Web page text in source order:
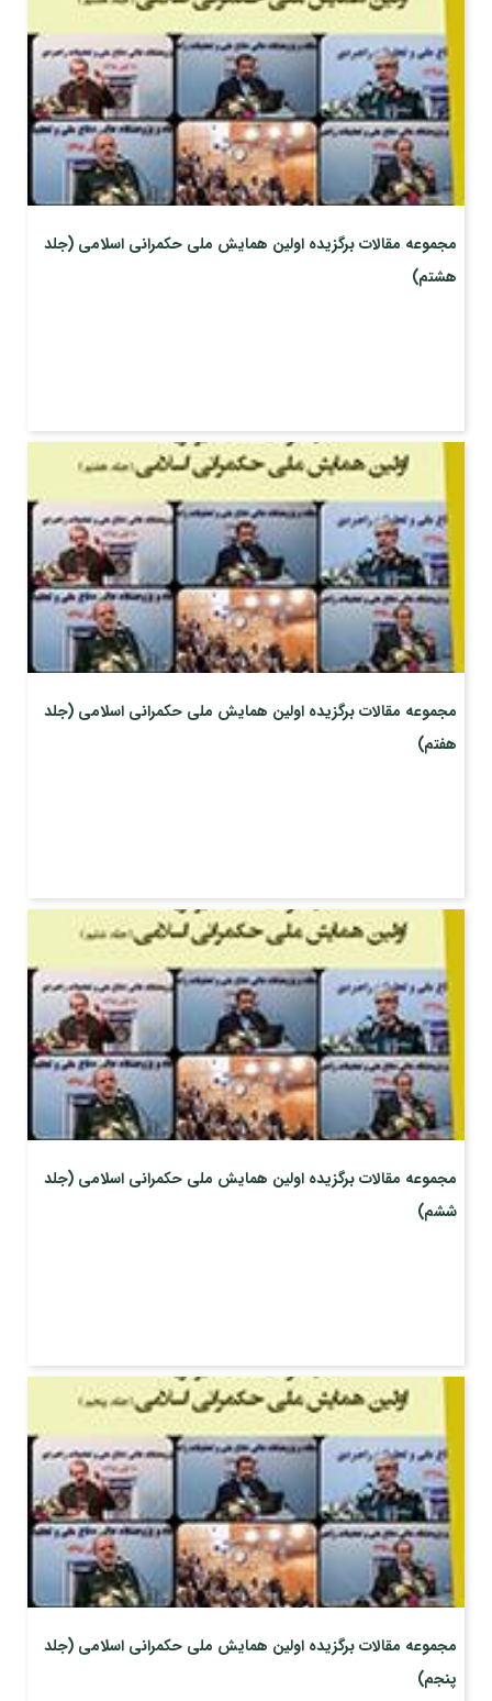
مجموعه مقالات برگزیده اولین همایش ملی حکمرانی اسلامی (جلد
هشتم)
مجموعه مقالات برگزیده اولین همایش ملی حکمرانی اسلامی (جلد
هفتم)
مجموعه مقالات برگزیده اولین همایش ملی حکمرانی اسلامی (جلد
ششم)
مجموعه مقالات برگزیده اولین همایش ملی حکمرانی اسلامی (جلد
پنجم)